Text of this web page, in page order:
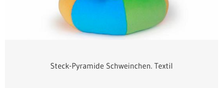
Steck-Pyramide Schweinchen. Textil